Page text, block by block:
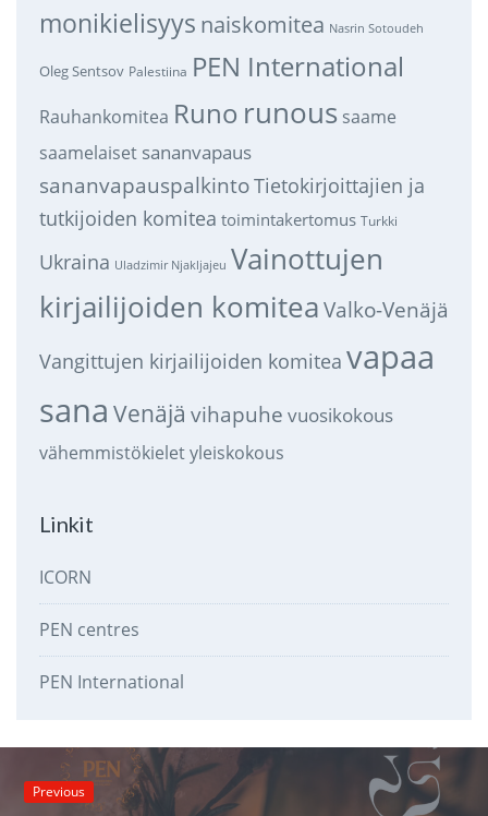
monikielisyys naiskomitea Nasrin Sotoudeh
Oleg Sentsov Palestiina PEN International
Rauhankomitea Runo runous saame
saamelaiset sananvapaus
sananvapauspalkintoTietokirjoittajien ja
tutkijoiden komitea toimintakertomus Turkki
Ukraina Uladzimir Njakljajeu Vainottujen
kirjailijoiden komitea Valko-Venäjä
Vangittujen kirjailijoiden komitea vapaa
sana Venäjä vihapuhe vuosikokous
vähemmistökieletyleiskokous
Linkit
ICORN
PEN centres
PEN International
Previous